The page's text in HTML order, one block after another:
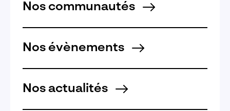
Nos communautés
Nos évènements
Nos actualités